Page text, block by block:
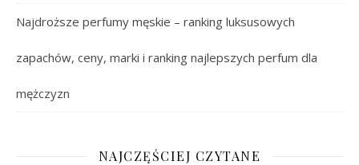
Najdroższe perfumy męskie – ranking luksusowych
zapachów, ceny, marki i ranking najlepszych perfum dla
mężczyzn
NAJCZĘŚCIEJ CZYTANE